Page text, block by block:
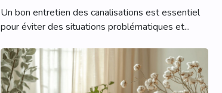
urgences
Un bon entretien des canalisations est essentiel
pour éviter des situations problématiques et...